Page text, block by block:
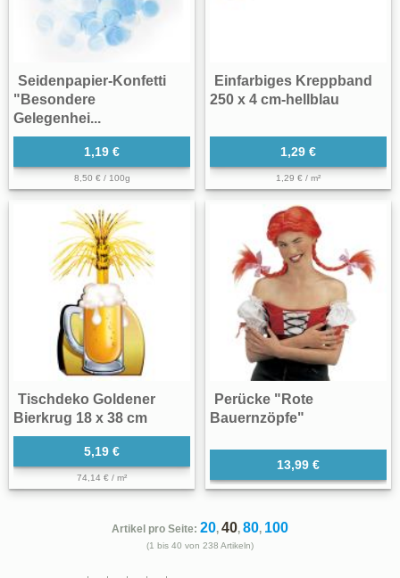
Seidenpapier-Konfetti
"Besondere
Gelegenhei...
1,19 €
8,50 € / 100g
Einfarbiges Kreppband
250 x 4 cm-hellblau
1,29 €
1,29 € / m²
Tischdeko Goldener
Bierkrug 18 x 38 cm
5,19 €
74,14 € / m²
Perücke "Rote
Bauernzöpfe"
13,99 €
Artikel pro Seite: 20, 40, 80, 100
(1 bis 40 von 238 Artikeln)